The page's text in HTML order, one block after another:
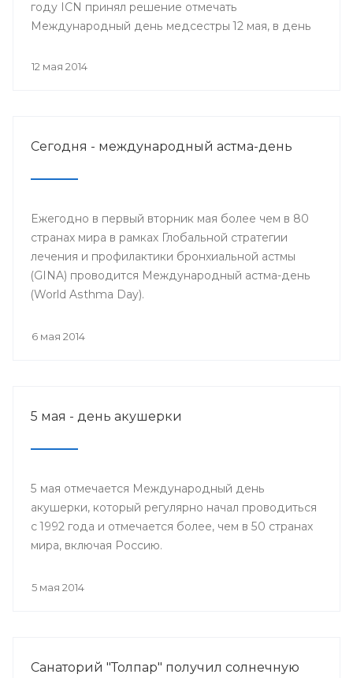
году ICN принял решение отмечать
Международный день медсестры 12 мая, в день
основательниц службы сестёр милосердия
12 мая 2014
Сегодня - международный астма-день
Ежегодно в первый вторник мая более чем в 80
странах мира в рамках Глобальной стратегии
лечения и профилактики бронхиальной астмы
(GINA) проводится Международный астма-день
(World Asthma Day).
6 мая 2014
5 мая - день акушерки
5 мая отмечается Международный день
акушерки, который регулярно начал проводиться
с 1992 года и отмечается более, чем в 50 странах
мира, включая Россию.
5 мая 2014
Санаторий "Толпар" получил солнечную